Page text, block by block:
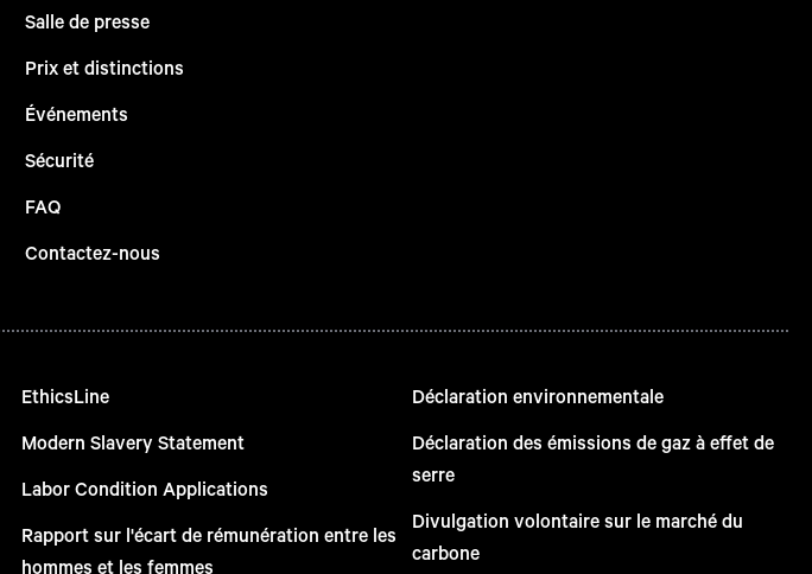
Salle de presse
Prix et distinctions
Événements
Sécurité
FAQ
Contactez-nous
EthicsLine
Modern Slavery Statement
Labor Condition Applications
Rapport sur l'écart de rémunération entre les
hommes et les femmes
Déclaration environnementale
Déclaration des émissions de gaz à effet de
serre
Divulgation volontaire sur le marché du
carbone